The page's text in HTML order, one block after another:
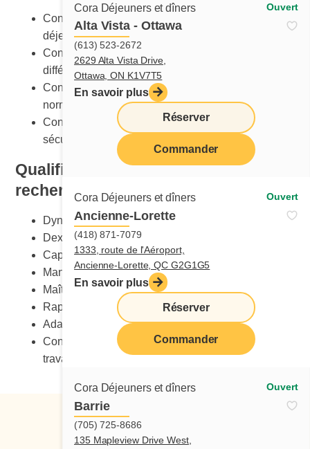
Cora Déjeuners et dîners Ouvert
Alta Vista - Ottawa
(613) 523-2672
2629 Alta Vista Drive,
Ottawa, ON K1V7T5
En savoir plus
Réserver
Commander
Cora Déjeuners et dîners Ouvert
Ancienne-Lorette
(418) 871-7079
1333, route de l'Aéroport,
Ancienne-Lorette, QC G2G1G5
En savoir plus
Réserver
Commander
Cora Déjeuners et dîners Ouvert
Barrie
(705) 725-8686
135 Mapleview Drive West,
Connaître les procédures de cuisson détaillées des
déjeuners et des dîners
Connaître la bonne méthode de préparation des
différentes recettes
Connaître les présentations des plats selon les
normes Cora
Connaître les équipements et leur utilisation
sécuritaire
Qualification et compétences
recherchées
Dynamisme
Dextérité manuelle
Capacité de charge
Maniement sécuritaire des couteaux
Maîtrise du stress
Rapidité
Adaptabilité au changement
Connaissance des normes de santé et sécurité au
travail